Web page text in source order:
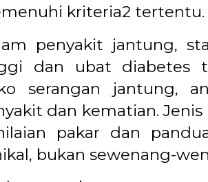
kriteria2 tertentu.
penyakit jantung,
dan ubat diabetes
serangan jantung,
dan kematian.
pakar dan
bukan sewenang-